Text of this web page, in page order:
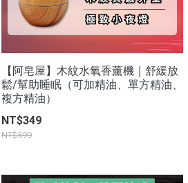
【阿皂屋】木紋水氧香薰機｜舒緩放
鬆/幫助睡眠（可加精油、單方精油、
複方精油）
NT$349
NT$599